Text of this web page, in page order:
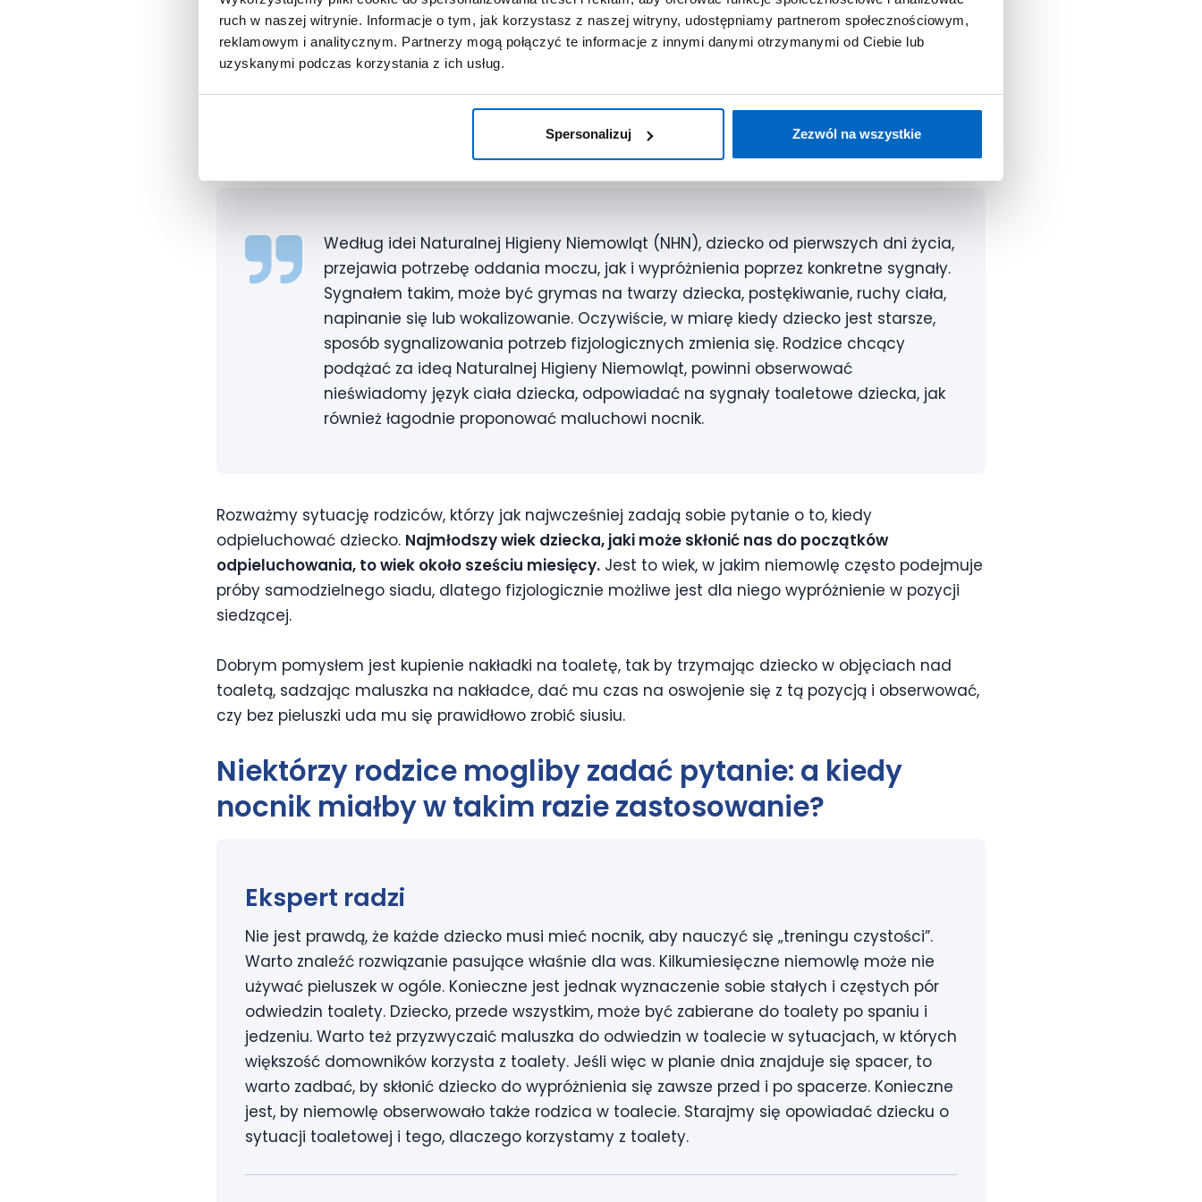
ruch w naszej witrynie. Informacje o tym, jak korzystasz z naszej witryny, udostępniamy partnerom społecznościowym,
reklamowym i analitycznym. Partnerzy mogą połączyć te informacje z innymi danymi otrzymanymi od Ciebie lub
uzyskanymi podczas korzystania z ich usług.
Spersonalizuj Zezwól na wszystkie
także dowiemy się także, kiedy można zacząć sadzać dziecko na nocnik.
W jakim wieku odpieluchować dziecko?
Pytanie o to, kiedy odpieluchować dziecko, stawiają rodzice pociech będących w naprawdę
Według idei Naturalnej Higieny Niemowląt (NHN), dziecko od pierwszych dni życia,
przejawia potrzebę oddania moczu, jak i wypróżnienia poprzez konkretne sygnały.
Sygnałem takim, może być grymas na twarzy dziecka, postękiwanie, ruchy ciała,
napinanie się lub wokalizowanie. Oczywiście, w miarę kiedy dziecko jest starsze,
sposób sygnalizowania potrzeb fizjologicznych zmienia się. Rodzice chcący
podążać za ideą Naturalnej Higieny Niemowląt, powinni obserwować
nieświadomy język ciała dziecka, odpowiadać na sygnały toaletowe dziecka, jak
również łagodnie proponować maluchowi nocnik.
Rozważmy sytuację rodziców, którzy jak najwcześniej zadają sobie pytanie o to, kiedy
odpieluchować dziecko. Najmłodszy wiek dziecka, jaki może skłonić nas do początków
odpieluchowania, to wiek około sześciu miesięcy. Jest to wiek, w jakim niemowlę często podejmuje
próby samodzielnego siadu, dlatego fizjologicznie możliwe jest dla niego wypróżnienie w pozycji
siedzącej.
Dobrym pomysłem jest kupienie nakładki na toaletę, tak by trzymając dziecko w objęciach nad
toaletą, sadzając maluszka na nakładce, dać mu czas na oswojenie się z tą pozycją i obserwować,
czy bez pieluszki uda mu się prawidłowo zrobić siusiu.
Niektórzy rodzice mogliby zadać pytanie: a kiedy
nocnik miałby w takim razie zastosowanie?
Ekspert radzi
Nie jest prawdą, że każde dziecko musi mieć nocnik, aby nauczyć się „treningu czystości”.
Warto znaleźć rozwiązanie pasujące właśnie dla was. Kilkumiesięczne niemowlę może nie
używać pieluszek w ogóle. Konieczne jest jednak wyznaczenie sobie stałych i częstych pór
odwiedzin toalety. Dziecko, przede wszystkim, może być zabierane do toalety po spaniu i
jedzeniu. Warto też przyzwyczaić maluszka do odwiedzin w toalecie w sytuacjach, w których
większość domowników korzysta z toalety. Jeśli więc w planie dnia znajduje się spacer, to
warto zadbać, by skłonić dziecko do wypróżnienia się zawsze przed i po spacerze. Konieczne
jest, by niemowlę obserwowało także rodzica w toalecie. Starajmy się opowiadać dziecku o
sytuacji toaletowej i tego, dlaczego korzystamy z toalety.